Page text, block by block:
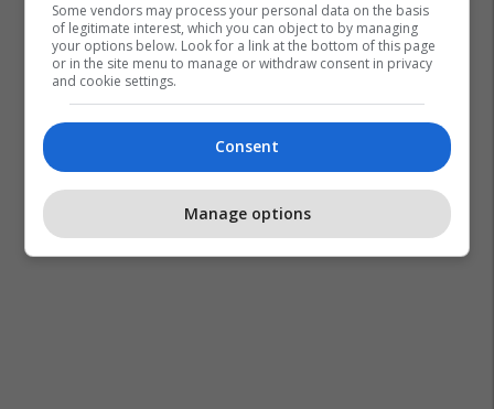
Some vendors may process your personal data on the basis
of legitimate interest, which you can object to by managing
your options below. Look for a link at the bottom of this page
or in the site menu to manage or withdraw consent in privacy
and cookie settings.
Consent
Manage options